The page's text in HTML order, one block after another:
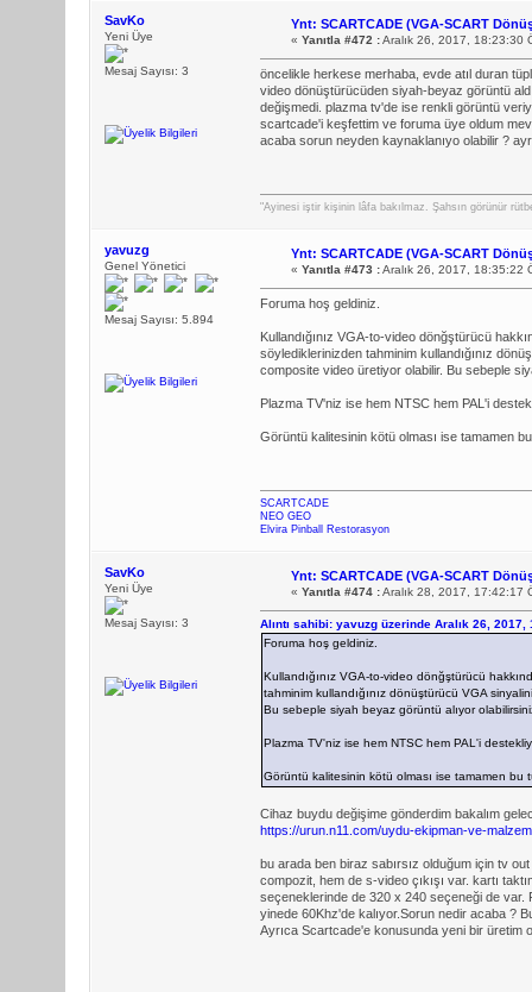
SavKo
Yeni Üye
Mesaj Sayısı: 3
Ynt: SCARTCADE (VGA-SCART
« Yanıtla #472 :Aralık 26, 2017, 18:23:30
öncelikle herkese merhaba, evde atıl duran
video dönüştürücüden siyah-beyaz görüntü
değişmedi. plazma tv'de ise renkli görüntü
scartcade'i keşfettim ve foruma üye oldum
acaba sorun neyden kaynaklanıyo olabilir ?
"Ayinesi iştir kişinin lâfa bakılmaz. Şahsın görünür
yavuzg
Genel Yönetici
Mesaj Sayısı: 5.894
Ynt: SCARTCADE (VGA-SCART
« Yanıtla #473 :Aralık 26, 2017, 18:35:22
Foruma hoş geldiniz.
Kullandığınız VGA-to-video dönğştürücü
söylediklerinizden tahminim kullandığınız
composite video üretiyor olabilir. Bu sebeple
Plazma TV'niz ise hem NTSC hem PAL'i
Görüntü kalitesinin kötü olması ise tamamen
SCARTCADE
NEO GEO
Elvira Pinball Restorasyon
SavKo
Yeni Üye
Mesaj Sayısı: 3
Ynt: SCARTCADE (VGA-SCART
« Yanıtla #474 :Aralık 28, 2017, 17:42:17
Alıntı sahibi: yavuzg üzerinde Aralık 26, 2017,
Foruma hoş geldiniz.
Kullandığınız VGA-to-video dönğştürücü
tahminim kullandığınız dönüştürücü VGA
Bu sebeple siyah beyaz görüntü alıyor
Plazma TV'niz ise hem NTSC hem PAL'i
Görüntü kalitesinin kötü olması ise tamamen bu
Cihaz buydu değişime gönderdim bakalım
https://urun.n11.com/uydu-ekipman-ve-
bu arada ben biraz sabırsız olduğum için tv
compozit, hem de s-video çıkışı var. kartı
seçeneklerinde de 320 x 240 seçeneği de var.
yinede 60Khz'de kalıyor.Sorun nedir acaba ?
Ayrıca Scartcade'e konusunda yeni bir üretim